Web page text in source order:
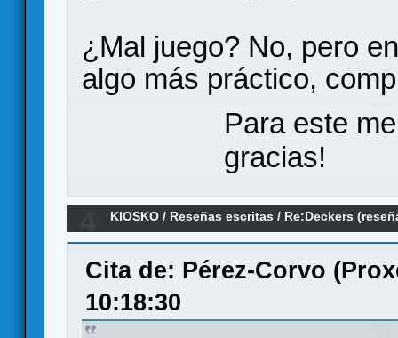
¿Mal juego? No, pero
algo más práctico,
Para este
gracias!
KIOSKO / Reseñas escritas / Re:Deckers
Cita de: Pérez-Corvo
10:18:30